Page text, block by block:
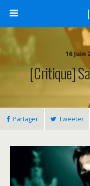
16 Juin
[Critique]
Partager Tweeter